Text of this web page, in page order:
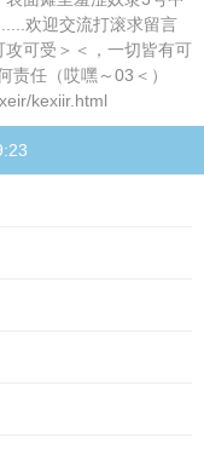
欢迎交流打滚求留言
可受＞＜，一切皆有可
责任（哎嘿～03＜）
kexiir.html